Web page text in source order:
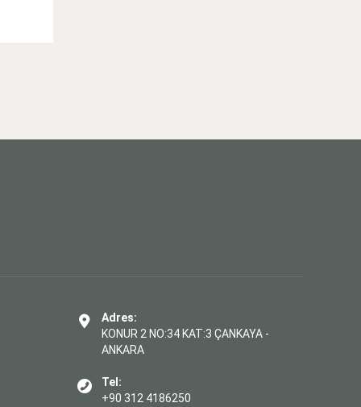
Adres:
KONUR 2 NO:34 KAT:3 ÇANKAYA -
ANKARA
Tel:
+90 312 4186250